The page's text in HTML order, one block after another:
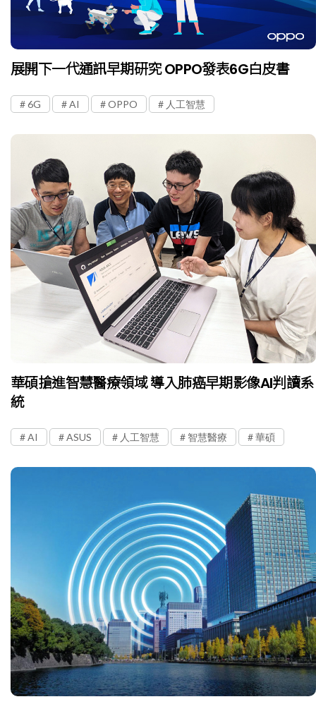
展開下一代通訊早期研究 OPPO發表6G白皮書
6G AI OPPO 人工智慧
華碩搶進智慧醫療領域 導入肺癌早期影像AI判讀系
統
AI ASUS 人工智慧 智慧醫療 華碩